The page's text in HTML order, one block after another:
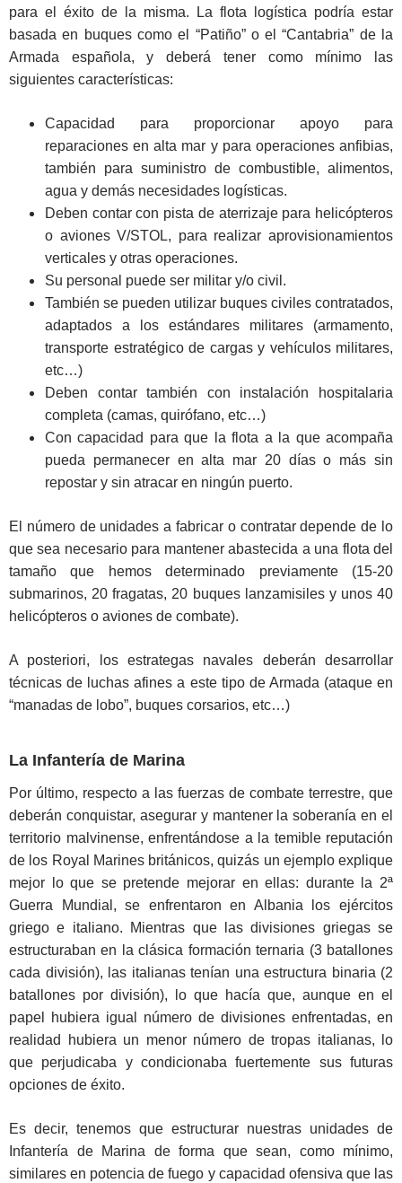
para el éxito de la misma. La flota logística podría estar
basada en buques como el “Patiño” o el “Cantabria” de la
Armada española, y deberá tener como mínimo las
siguientes características:
Capacidad para proporcionar apoyo para
reparaciones en alta mar y para operaciones anfibias,
también para suministro de combustible, alimentos,
agua y demás necesidades logísticas.
Deben contar con pista de aterrizaje para helicópteros
o aviones V/STOL, para realizar aprovisionamientos
verticales y otras operaciones.
Su personal puede ser militar y/o civil.
También se pueden utilizar buques civiles contratados,
adaptados a los estándares militares (armamento,
transporte estratégico de cargas y vehículos militares,
etc…)
Deben contar también con instalación hospitalaria
completa (camas, quirófano, etc…)
Con capacidad para que la flota a la que acompaña
pueda permanecer en alta mar 20 días o más sin
repostar y sin atracar en ningún puerto.
El número de unidades a fabricar o contratar depende de lo
que sea necesario para mantener abastecida a una flota del
tamaño que hemos determinado previamente (15-20
submarinos, 20 fragatas, 20 buques lanzamisiles y unos 40
helicópteros o aviones de combate).
A posteriori, los estrategas navales deberán desarrollar
técnicas de luchas afines a este tipo de Armada (ataque en
“manadas de lobo”, buques corsarios, etc…)
La Infantería de Marina
Por último, respecto a las fuerzas de combate terrestre, que
deberán conquistar, asegurar y mantener la soberanía en el
territorio malvinense, enfrentándose a la temible reputación
de los Royal Marines británicos, quizás un ejemplo explique
mejor lo que se pretende mejorar en ellas: durante la 2ª
Guerra Mundial, se enfrentaron en Albania los ejércitos
griego e italiano. Mientras que las divisiones griegas se
estructuraban en la clásica formación ternaria (3 batallones
cada división), las italianas tenían una estructura binaria (2
batallones por división), lo que hacía que, aunque en el
papel hubiera igual número de divisiones enfrentadas, en
realidad hubiera un menor número de tropas italianas, lo
que perjudicaba y condicionaba fuertemente sus futuras
opciones de éxito.
Es decir, tenemos que estructurar nuestras unidades de
Infantería de Marina de forma que sean, como mínimo,
similares en potencia de fuego y capacidad ofensiva que las